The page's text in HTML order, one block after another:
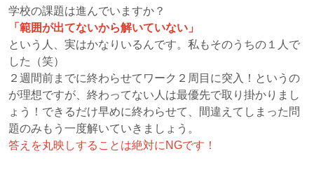
学校の課題は進んでいますか？
「範囲が出てないから解いていない」
という人、実はかなりいるんです。私もそのうちの１人で
した（笑）
２週間前までに終わらせてワーク２周目に突入！というの
が理想ですが、終わってない人は最優先で取り掛かりまし
ょう！できるだけ早めに終わらせて、間違えてしまった問
題のみもう一度解いていきましょう。
答えを丸映しすることは絶対にNGです！